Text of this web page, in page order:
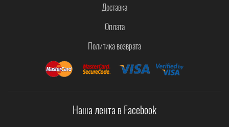
Доставка
Оплата
Политика возврата
Наша лента в Facebook